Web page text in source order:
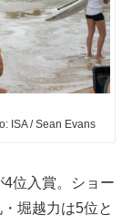
ISA / Sean Evans
位入賞。ショー
堀越力は5位と